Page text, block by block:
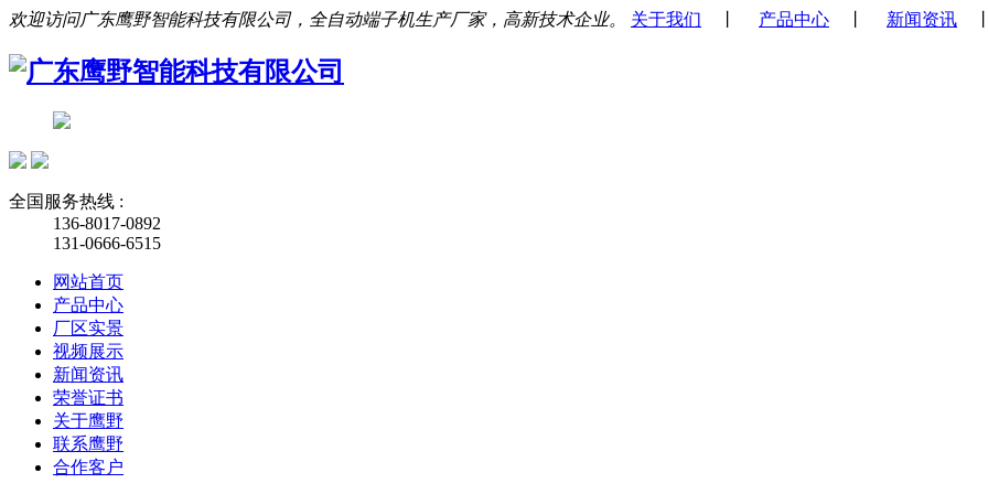
欢迎访问广东鹰野智能科技有限公司，全自动端子机生产厂家，高新技术企业。 关于我们 产品中心 新闻资讯
全国服务热线 :
136-8017-0892
131-0666-6515
网站首页
产品中心
厂区实景
视频展示
新闻资讯
荣誉证书
关于鹰野
联系鹰野
合作客户